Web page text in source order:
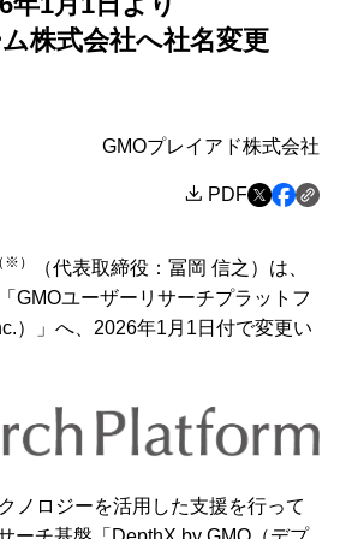
株式会社へ社名変更
GMOプレイアド株式会社
PDF
※）
（代表取締役：冨岡 信之）は、
GMOユーザーリサーチプラットフ
）」へ、2026年1月1日付で変更い
ロジーを活用した支援を行って